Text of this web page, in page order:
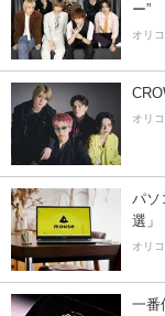
ー”
オリ
オリ
パソ
選」
オリ
一番